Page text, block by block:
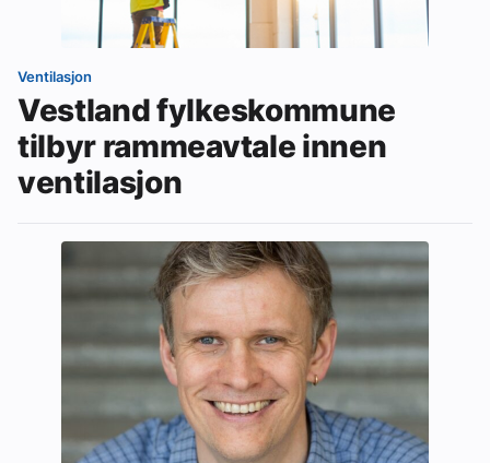
Ventilasjon
Vestland fylkeskommune
tilbyr rammeavtale innen
ventilasjon